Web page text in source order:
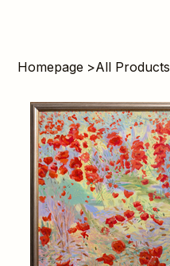
Homepage >All Products